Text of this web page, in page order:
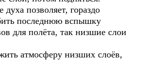
духа позволяет, гораздо
последнюю вспышку
для полёта, так низшие слои
атмосферу низших слоёв,